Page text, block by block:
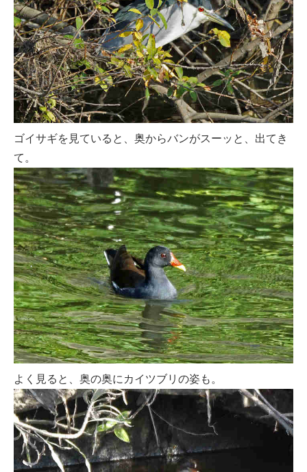
ゴイサギを見ていると、奥からバンがスーッと、出てき
て。
よく見ると、奥の奥にカイツブリの姿も。